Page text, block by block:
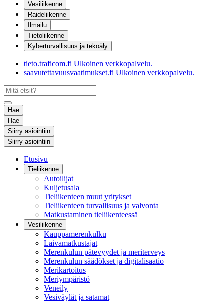
Vesiliikenne
Raideliikenne
Ilmailu
Tietoliikenne
Kyberturvallisuus ja tekoäly
tieto.traficom.fi Ulkoinen verkkopalvelu.
saavutettavuusvaatimukset.fi Ulkoinen verkkopalvelu.
Hae
Hae
Siirry asiointiin
Siirry asiointiin
Etusivu
Tieliikenne
Autoilijat
Kuljetusala
Tieliikenteen muut yritykset
Tieliikenteen turvallisuus ja valvonta
Matkustaminen tieliikenteessä
Vesiliikenne
Kauppamerenkulku
Laivamatkustajat
Merenkulun pätevyydet ja meriterveys
Merenkulun säädökset ja digitalisaatio
Merikartoitus
Meriympäristö
Veneily
Vesiväylät ja satamat